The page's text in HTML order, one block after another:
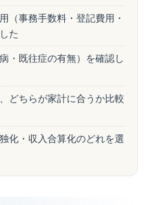
（事務手数料・登記費用・
た
・既往症の有無）を確認し
どちらが家計に合うか比較
化・収入合算化のどれを選